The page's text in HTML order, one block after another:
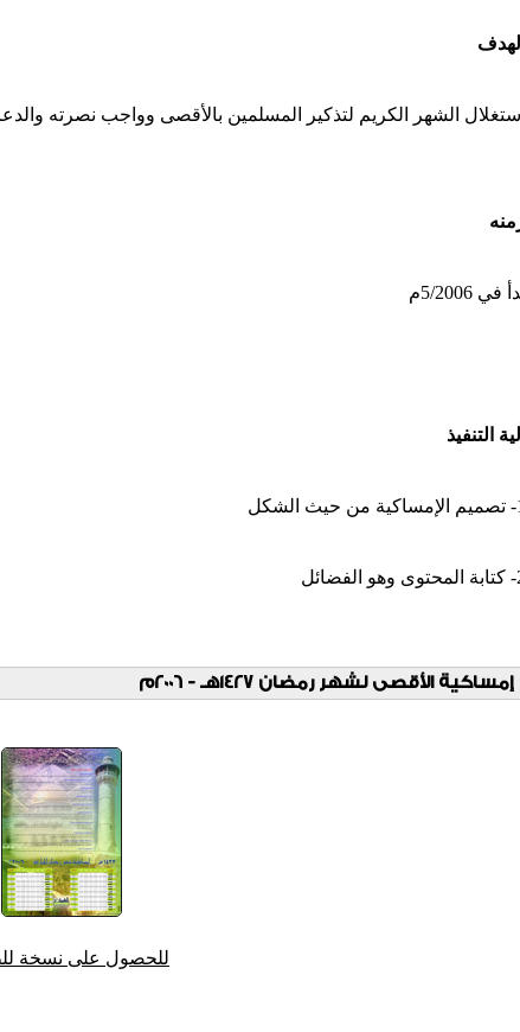
/home/foraqsa/public_html/
الهدف
استغلال الشهر الكريم لتذكير المسلمين بالأقصى وواجب نصرته
في 5/2006م
آلية التنفيذ
حيث الشكل
إمساكية الأقصى لشهر رمضان 1427هـ - 2006م
للحصول على نسخة